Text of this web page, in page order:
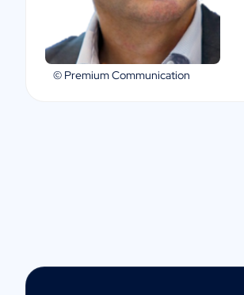
© Premium Communication